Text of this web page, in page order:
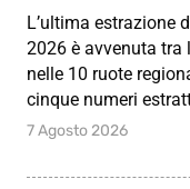
L’ultima estrazione
2026 è avvenuta tra
nelle 10 ruote
cinque numeri
7 Agosto 2026